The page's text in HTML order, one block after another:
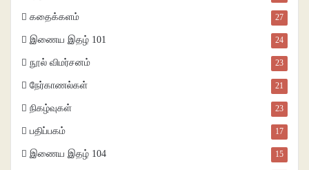
கதைக்களம் 27
இணைய இதழ் 101 24
நூல் விமர்சனம் 23
நேர்காணல்கள் 21
நிகழ்வுகள் 23
பதிப்பகம் 17
இணைய இதழ் 104 15